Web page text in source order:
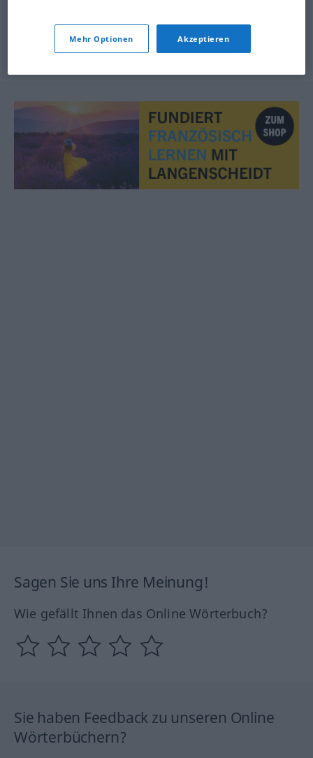
Sagen Sie uns Ihre Meinung!
Wie gefällt Ihnen das Online Wörterbuch?
Sie haben Feedback zu unseren Online
Wörterbüchern?
Mehr Optionen Akzeptieren